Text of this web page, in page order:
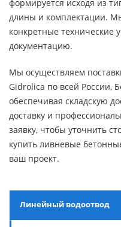
формируется исходя из
длины и комплектации.
конкретные технические
документацию.
Мы осуществляем
Gidrolica по всей России,
обеспечивая складскую
доставку и
заявку, чтобы уточнить
купить ливневые
ваш проект.
Линейный водоотвод